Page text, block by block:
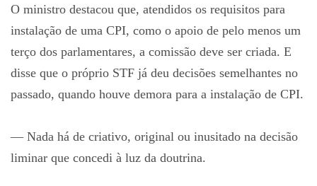
O ministro destacou que, atendidos os requisitos para
instalação de uma CPI, como o apoio de pelo menos um
terço dos parlamentares, a comissão deve ser criada. E
disse que o próprio STF já deu decisões semelhantes no
passado, quando houve demora para a instalação de CPI.
— Nada há de criativo, original ou inusitado na decisão
liminar que concedi à luz da doutrina.